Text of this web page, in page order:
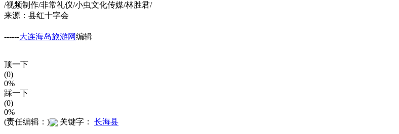
/视频制作/非常礼仪/小虫文化传媒/林胜君/
来源：县红十字会
------大连海岛旅游网编辑
顶一下
(0)
0%
踩一下
(0)
0%
(责任编辑：)
关键字： 长海县